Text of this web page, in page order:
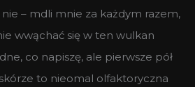
– mdli mnie za każdym razem,
wwąchać się w ten wulkan
co napiszę, ale pierwsze pół
to nieomal olfaktoryczna